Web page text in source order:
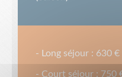
- Long séjour : 630 €
- Court séjour : 750